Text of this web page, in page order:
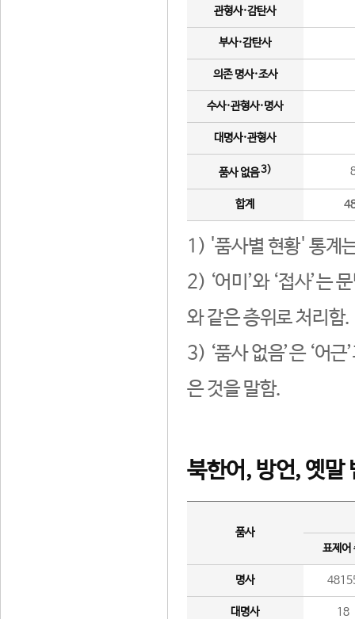
관형사·감탄사
부사·감탄사
의존 명사·조사
수사·관형사·명사
대명사·관형사
품사 없음3)
합계
1) '품사별 현황' 통계
2) ‘어미’와 ‘접사’는
와 같은 층위로 처리함.
3) ‘품사 없음’은 ‘어
은 것을 말함.
북한어, 방언, 옛말
품사
표제어
명사
대명사 18